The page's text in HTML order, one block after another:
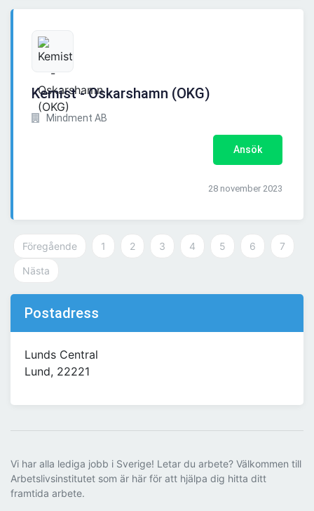
Kemist - Oskarshamn (OKG)
Mindment AB
Ansök
28 november 2023
Föregående 1 2 3 4 5 6 7
Nästa
Postadress
Lunds Central
Lund, 22221
Vi har alla lediga jobb i Sverige! Letar du arbete? Välkommen till
Arbetslivsinstitutet som är här för att hjälpa dig hitta ditt
framtida arbete.